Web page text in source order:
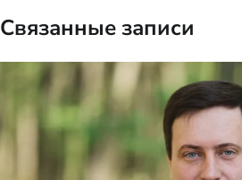
Связанные записи